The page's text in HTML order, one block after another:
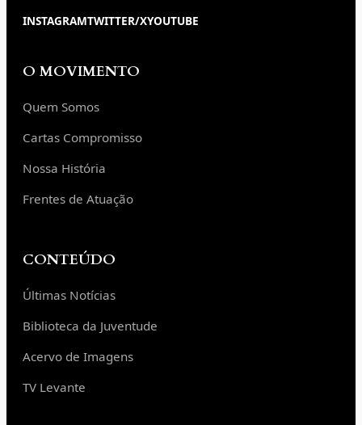
INSTAGRAMTWITTER/XYOUTUBE
O MOVIMENTO
Quem Somos
Cartas Compromisso
Nossa História
Frentes de Atuação
CONTEÚDO
Últimas Notícias
Biblioteca da Juventude
Acervo de Imagens
TV Levante